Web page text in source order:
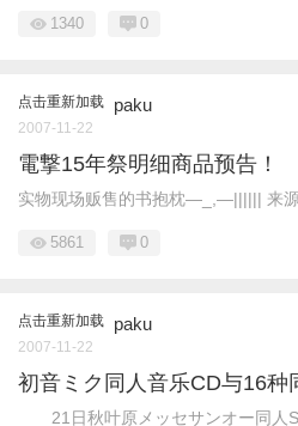
1340 0
点击重新加载 paku
2007-11-22
電撃15年祭明细商品预告！
实物现场贩售的书抱枕—_,—|||||| 来
5861 0
点击重新加载 paku
2007-11-22
初音ミク同人音乐CD与16种
21日秋叶原メッセサンオー同人